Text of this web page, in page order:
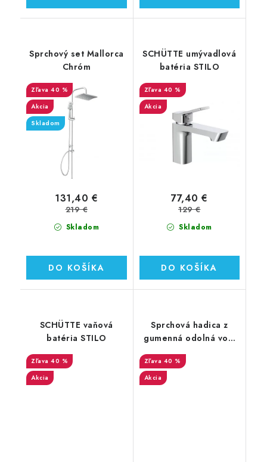
Sprchový set Mallorca
Chróm
40 %
Akcia
Skladom
Skladom
131,40 €
219 €
DO KOŠÍKA
SCHÜTTE umývadlová
batéria STILO
40 %
Akcia
Skladom
77,40 €
129 €
DO KOŠÍKA
SCHÜTTE vaňová
batéria STILO
40 %
Akcia
Sprchová hadica z
gumenná odolná voči
zalomeniu
40 %
Akcia